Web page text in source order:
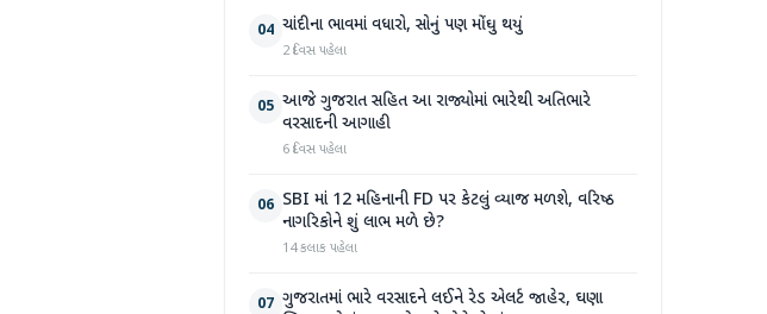
04 ચાંદીના ભાવમાં વધારો, સોનું પણ મોંઘુ થયું
2 દિવસ પહેલા
05 આજે ગુજરાત સહિત આ રાજ્યોમાં ભારેથી અતિભારે
વરસાદની આગાહી
6 દિવસ પહેલા
06 SBI માં 12 મહિનાની FD પર કેટલું વ્યાજ મળશે, વરિષ્ઠ
નાગરિકોને શું લાભ મળે છે?
14 કલાક પહેલા
07 ગુજરાતમાં ભારે વરસાદને લઈને રેડ એલર્ટ જાહેર, ઘણા